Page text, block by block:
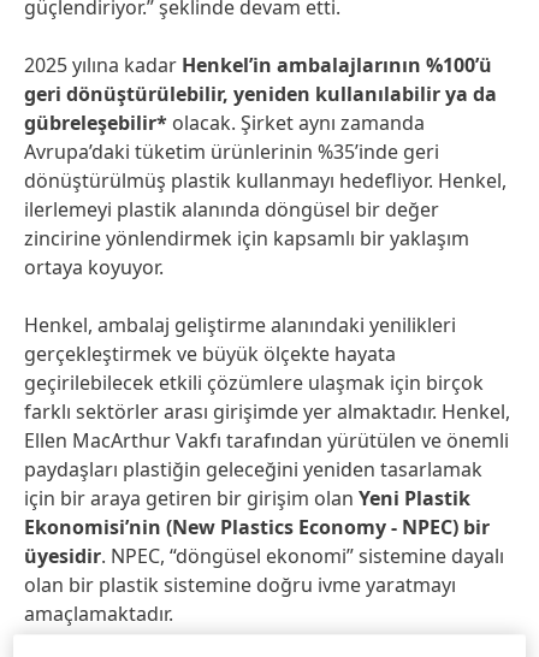
güçlendiriyor.” şeklinde devam etti.
2025 yılına kadar Henkel’in ambalajlarının %100’ü
geri dönüştürülebilir, yeniden kullanılabilir ya da
gübreleşebilir* olacak. Şirket aynı zamanda
Avrupa’daki tüketim ürünlerinin %35’inde geri
dönüştürülmüş plastik kullanmayı hedefliyor. Henkel,
ilerlemeyi plastik alanında döngüsel bir değer
zincirine yönlendirmek için kapsamlı bir yaklaşım
ortaya koyuyor.
Henkel, ambalaj geliştirme alanındaki yenilikleri
gerçekleştirmek ve büyük ölçekte hayata
geçirilebilecek etkili çözümlere ulaşmak için birçok
farklı sektörler arası girişimde yer almaktadır. Henkel,
Ellen MacArthur Vakfı tarafından yürütülen ve önemli
paydaşları plastiğin geleceğini yeniden tasarlamak
için bir araya getiren bir girişim olan Yeni Plastik
Ekonomisi’nin (New Plastics Economy - NPEC) bir
üyesidir. NPEC, “döngüsel ekonomi” sistemine dayalı
olan bir plastik sistemine doğru ivme yaratmayı
amaçlamaktadır.